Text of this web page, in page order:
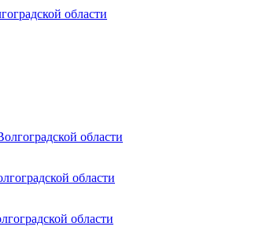
области
области
области
области